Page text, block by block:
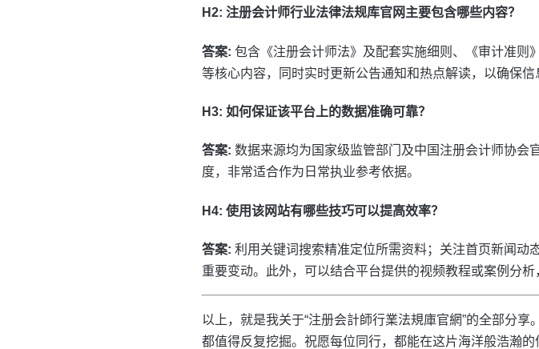
H2: 注册会计师行业法律法规库官网主要包含哪些内容？
答案: 包含《注册会计师法》及配套实施细则、《审计准则
等核心内容，同时实时更新公告通知和热点解读，以确保信
H3: 如何保证该平台上的数据准确可靠？
答案: 数据来源均为国家级监管部门及中国注册会计师协会
度，非常适合作为日常执业参考依据。
H4: 使用该网站有哪些技巧可以提高效率？
答案: 利用关键词搜索精准定位所需资料；关注首页新闻动
重要变动。此外，可以结合平台提供的视频教程或案例分析
以上，就是我关于“注册会計師行業法規庫官網”的全部分
都值得反复挖掘。祝愿每位同行，都能在这片海洋般浩瀚的